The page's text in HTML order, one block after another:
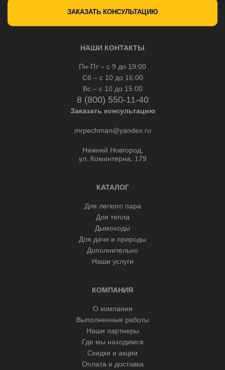
ЗАКАЗАТЬ КОНСУЛЬТАЦИЮ
НАШИ КОНТАКТЫ
Пн-Пт – с 9 до 19:00
Сб – с 10 до 16:00
Вс – с 10 до 15:00
8 (800) 550-11-40
Заказать консультацию
mrpechman@yandex.ru
Нижний Новгород,
ул. Коминтерна, 179
КАТАЛОГ
Для легкого пара
Для тепла
Дымоходы
Для дачи и природы
Дополнительно
Наши услуги
КОМПАНИЯ
О компании
Выполненные работы
Наши партнеры
Где мы находимся
Скидки и акции
Оплата и доставка